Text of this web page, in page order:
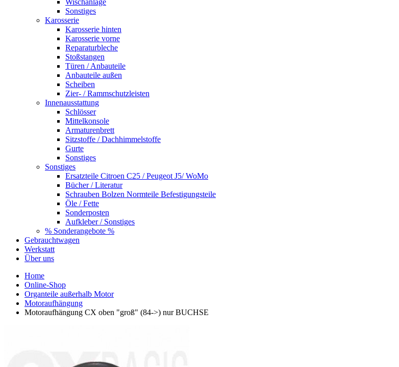
Sonstiges
Karosserie
Karosserie hinten
Karosserie vorne
Reparaturbleche
Stoßstangen
Türen / Anbauteile
Anbauteile außen
Scheiben
Zier- / Rammschutzleisten
Innenausstattung
Schlösser
Mittelkonsole
Armaturenbrett
Sitzstoffe / Dachhimmelstoffe
Gurte
Sonstiges
Sonstiges
Ersatzteile Citroen C25 / Peugeot J5/ WoMo
Bücher / Literatur
Schrauben Bolzen Normteile Befestigungsteile
Öle / Fette
Sonderposten
Aufkleber / Sonstiges
% Sonderangebote %
Gebrauchtwagen
Werkstatt
Über uns
Home
Online-Shop
Organteile außerhalb Motor
Motoraufhängung
Motoraufhängung CX oben "groß" (84->) nur BUCHSE